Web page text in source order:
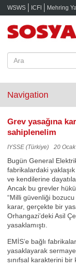
WSWS ICFI Mehring
Navigation
Grev yasağına
sahiplenelim
IYSSE (Türkiye) 20
Bugün General
fabrikalardaki
ve kendilerine
Ancak bu grevler
“Milli güvenliği
karar, gerçekte bir
Orhangazi’deki Asil
yasaklamıştı.
EMİS’e bağlı
yasaklayarak
sınıfsal karakterini